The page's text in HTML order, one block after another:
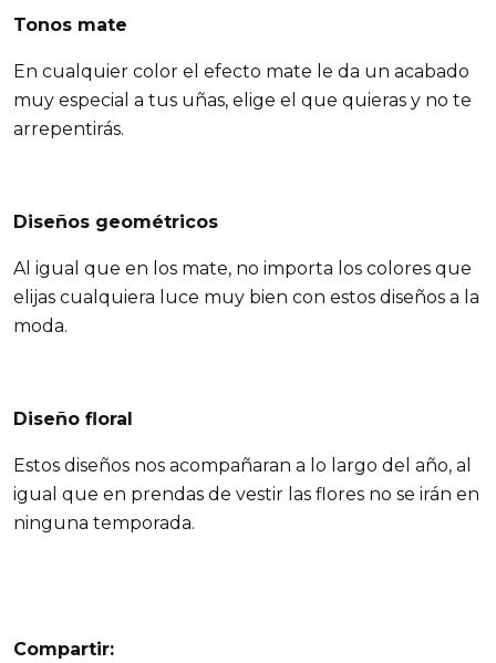
Tonos mate
En cualquier color el efecto mate le da un acabado
muy especial a tus uñas, elige el que quieras y no te
arrepentirás.
Diseños geométricos
Al igual que en los mate, no importa los colores que
elijas cualquiera luce muy bien con estos diseños a la
moda.
Diseño floral
Estos diseños nos acompañaran a lo largo del año, al
igual que en prendas de vestir las flores no se irán en
ninguna temporada.
Compartir: